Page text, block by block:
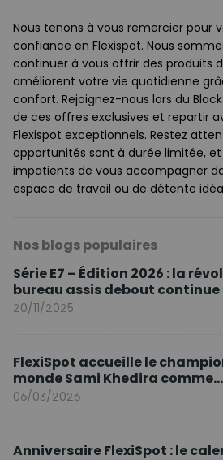
Nous tenons à vous remercier pour
confiance en Flexispot. Nous
continuer à vous offrir des produits
améliorent votre vie quotidienne
confort. Rejoignez-nous lors du
de ces offres exclusives et repartir
Flexispot exceptionnels. Restez
opportunités sont à durée limitée,
impatients de vous accompagner
espace de travail ou de détente
Nos blogs populaires
Série E7 – Édition 2026 : la
bureau assis debout continue
20/11/2025
FlexiSpot accueille le
monde Sami Khedira comme
ambassadeur de la marque en
06/03/2026
Anniversaire FlexiSpot : le